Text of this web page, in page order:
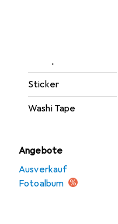
Stempel
Sticker
Washi Tape
Angebote
Ausverkauf
Fotoalbum